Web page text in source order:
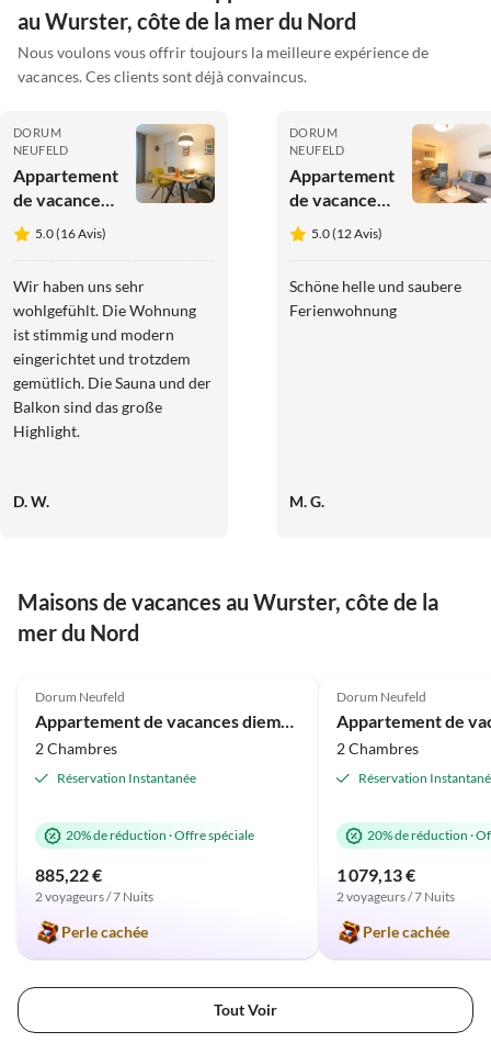
au Wurster, côte de la mer du Nord
Nous voulons vous offrir toujours la meilleure expérience de
vacances. Ces clients sont déjà convaincus.
DORUM
NEUFELD
Appartement
de vacances
diemelblick
acht
5.0 (16 Avis)
Wir haben uns sehr
wohlgefühlt. Die Wohnung
ist stimmig und modern
eingerichtet und trotzdem
gemütlich. Die Sauna und der
Balkon sind das große
Highlight.
D. W.
DORUM
NEUFELD
Appartement
de vacances
diemelblick
acht
5.0 (12 Avis)
Schöne helle und saubere
Ferienwohnung
M. G.
Maisons de vacances au Wurster, côte de la
mer du Nord
Dorum Neufeld
Appartement de vacances diemelblick acht
2 Chambres
Réservation Instantanée
20% de réduction ·Offre spéciale
885,22 €
2 voyageurs / 7 Nuits
Perle cachée
Dorum Neufeld
2 Chambres
Réservation
20% de réduction ·
1 079,13 €
2 voyageurs / 7 Nuits
Perle cachée
Tout Voir